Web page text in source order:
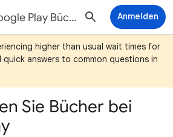
Hilfe zum Google Play Bücher-Partnercenter Anmelden
higher than usual wait times for
answers to common questions in
Sie Bücher bei